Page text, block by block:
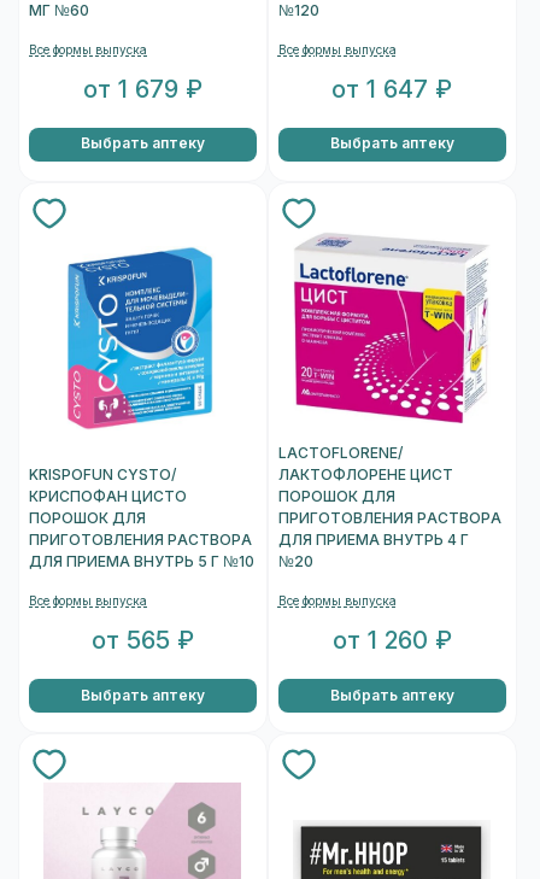
МГ №60
Все формы выпуска
от 1 679 ₽
Выбрать аптеку
№120
Все формы выпуска
от 1 647 ₽
Выбрать аптеку
KRISPOFUN CYSTO/
КРИСПОФАН ЦИСТО
ПОРОШОК ДЛЯ
ПРИГОТОВЛЕНИЯ РАСТВОРА
ДЛЯ ПРИЕМА ВНУТРЬ 5 Г №10
Все формы выпуска
от 565 ₽
Выбрать аптеку
LACTOFLORENE/
ЛАКТОФЛОРЕНЕ ЦИСТ
ПОРОШОК ДЛЯ
ПРИГОТОВЛЕНИЯ РАСТВОРА
ДЛЯ ПРИЕМА ВНУТРЬ 4 Г
№20
Все формы выпуска
от 1 260 ₽
Выбрать аптеку